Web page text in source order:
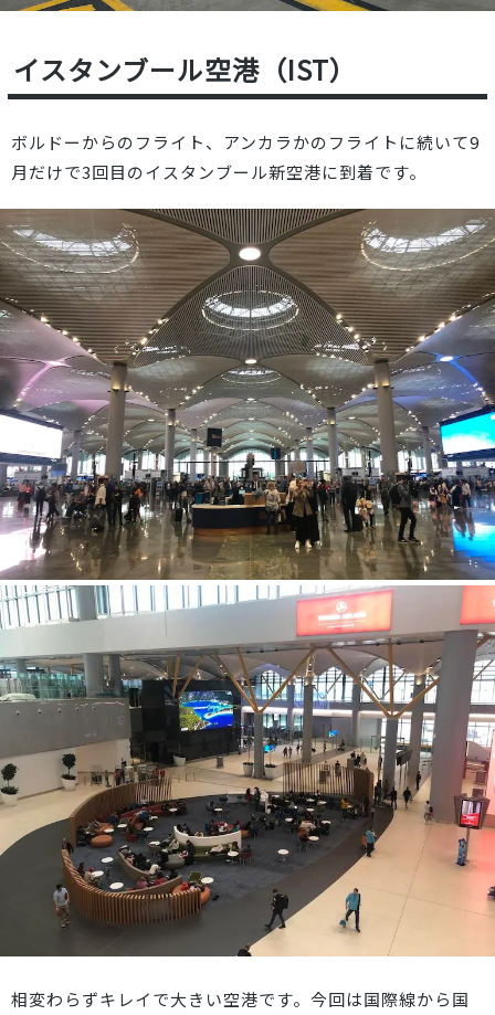
イスタンブール空港（IST）
ボルドーからのフライト、 アンカラかのフライト に続いて9
月だけで3回目のイスタンブール新空港に到着です。
相変わらずキレイで大きい空港です。今回は国際線から国